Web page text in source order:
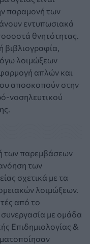
παραμονή των
εντυπωσιακά
θνητότητας.
βιβλιογραφία,
λοιμώξεων
απλών και
αποσκοπούν στην
νοσηλευτικού
των παρεμβάσεων
των
σχετικά με τα
λοιμώξεων.
από το
με ομάδα
Επιδημιολογίας &